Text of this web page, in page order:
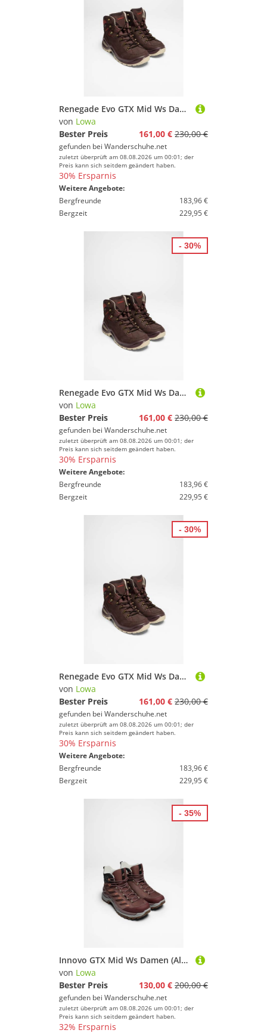
Renegade Evo GTX Mid Ws Damen (Altrosa/Ton)
von Lowa
Bester Preis
161,00 € 230,00 €
gefunden bei Wanderschuhe.net
zuletzt überprüft am 08.08.2026 um 00:01; der
Preis kann sich seitdem geändert haben.
30% Ersparnis
Weitere Angebote:
Bergfreunde
183,96 €
Bergzeit
229,95 €
Renegade Evo GTX Mid Ws Damen (Altrosa/Ton)
von Lowa
Bester Preis
161,00 € 230,00 €
gefunden bei Wanderschuhe.net
zuletzt überprüft am 08.08.2026 um 00:01; der
Preis kann sich seitdem geändert haben.
30% Ersparnis
Weitere Angebote:
Bergfreunde
183,96 €
Bergzeit
229,95 €
- 30%
Renegade Evo GTX Mid Ws Damen (Altrosa/Ton)
von Lowa
Bester Preis
161,00 € 230,00 €
gefunden bei Wanderschuhe.net
zuletzt überprüft am 08.08.2026 um 00:01; der
Preis kann sich seitdem geändert haben.
30% Ersparnis
Weitere Angebote:
Bergfreunde
183,96 €
Bergzeit
229,95 €
- 30%
Innovo GTX Mid Ws Damen (Altrosa/Rose)
von Lowa
Bester Preis
130,00 € 200,00 €
gefunden bei Wanderschuhe.net
zuletzt überprüft am 08.08.2026 um 00:01; der
Preis kann sich seitdem geändert haben.
32% Ersparnis
- 35%